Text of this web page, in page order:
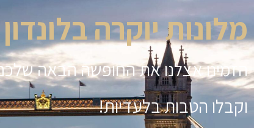
מלונות יוקרה בלונדון
הזמינו אצלנו את החופשה הבאה
וקבלו הטבות בלעדיות!